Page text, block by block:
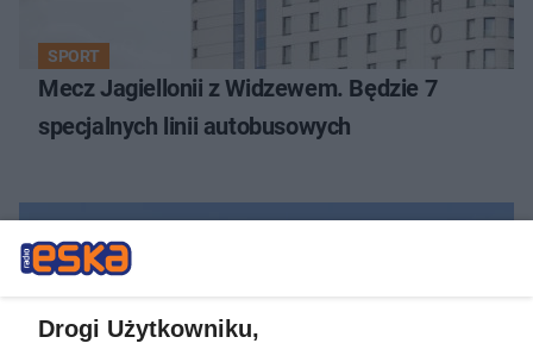
SPORT
Mecz Jagiellonii z Widzewem. Będzie 7
specjalnych linii autobusowych
Drogi Użytkowniku,